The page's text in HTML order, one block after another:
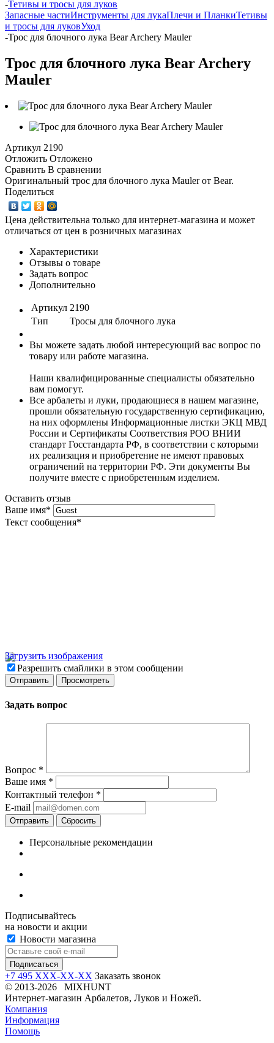
-Тетивы и тросы для луков
Запасные частиИнструменты для лукаПлечи и ПланкиТетивы
и тросы для луковУход
-Трос для блочного лука Bear Archery Mauler
Трос для блочного лука Bear Archery
Mauler
Артикул 2190
Отложить Отложено
Сравнить В сравнении
Оригинальный трос для блочного лука Mauler от Bear.
Поделиться
Цена действительна только для интернет-магазина и может
отличаться от цен в розничных магазинах
Характеристики
Отзывы о товаре
Задать вопрос
Дополнительно
Артикул 2190
Тип
Тросы для блочного лука
Вы можете задать любой интересующий вас вопрос по
товару или работе магазина.
Наши квалифицированные специалисты обязательно
вам помогут.
Все арбалеты и луки, продающиеся в нашем магазине,
прошли обязательную государственную сертификацию,
на них оформлены Информационные листки ЭКЦ МВД
России и Сертификаты Соответствия РОО ВНИИ
стандарт Госстандарта РФ, в соответствии с которыми
их реализация и приобретение не имеют правовых
ограничений на территории РФ. Эти документы Вы
получите вместе с приобретенным изделием.
Оставить отзыв
Ваше имя*
Текст сообщения*
Загрузить изображения
Разрешить смайлики в этом сообщении
Задать вопрос
Вопрос *
Ваше имя *
Контактный телефон *
E-mail
Отправить Сбросить
Персональные рекомендации
Подписывайтесь
на новости и акции
Новости магазина
+7 495 XXX-XX-XX Заказать звонок
© 2013-2026 MIXHUNT
Интернет-магазин Арбалетов, Луков и Ножей.
Компания
Информация
Помощь